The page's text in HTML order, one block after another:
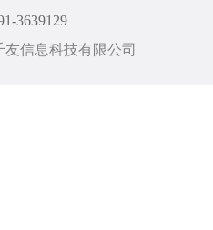
3639129
信息科技有限公司